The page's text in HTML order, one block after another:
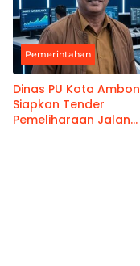
Pemerintahan
Dinas PU Kota Ambon
Siapkan Tender
Pemeliharaan Jalan